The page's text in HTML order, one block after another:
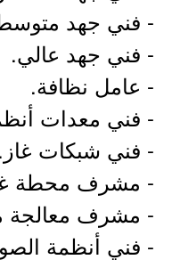
- فني جهد
- فني جهد عالي.
- عامل نظافة.
- فني معدات
- فني شبكات غاز.
- مشرف محطة
- مشرف معالجة
- فني أنظمة